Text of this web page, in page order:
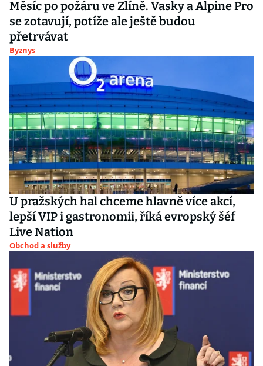
Měsíc po požáru ve Zlíně. Vasky a Alpine Pro
se zotavují, potíže ale ještě budou
přetrvávat
Byznys
U pražských hal chceme hlavně více akcí,
lepší VIP i gastronomii, říká evropský šéf
Live Nation
Obchod a služby